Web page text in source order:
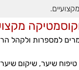
למספרות ולקהל
שיער, שיקום